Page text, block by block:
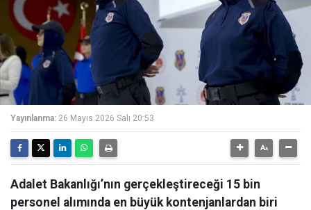
Yayınlanma: 26 Mayıs 2026 Salı 20:53
Adalet Bakanlığı’nın gerçekleştireceği 15 bin
personel alımında en büyük kontenjanlardan biri